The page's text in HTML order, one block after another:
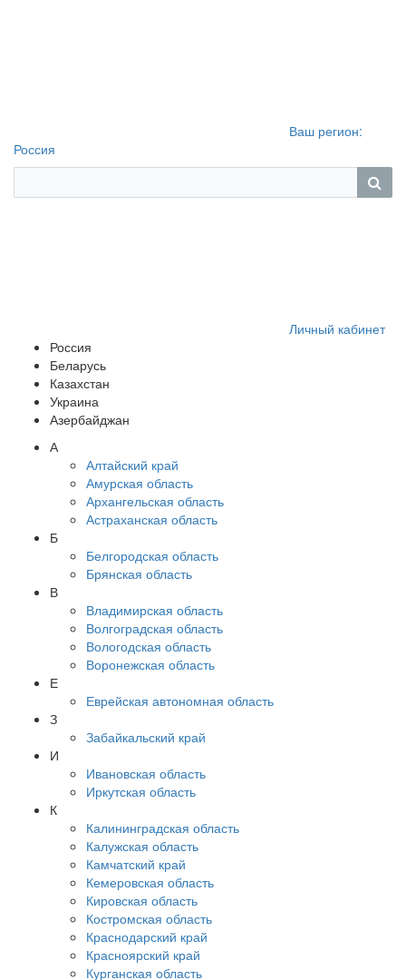
Ваш регион:
Россия
Личный кабинет
Россия
Беларусь
Казахстан
Украина
Азербайджан
А
Алтайский край
Амурская область
Архангельская область
Астраханская область
Б
Белгородская область
Брянская область
В
Владимирская область
Волгоградская область
Вологодская область
Воронежская область
Е
Еврейская автономная область
З
Забайкальский край
И
Ивановская область
Иркутская область
К
Калининградская область
Калужская область
Камчатский край
Кемеровская область
Кировская область
Костромская область
Краснодарский край
Красноярский край
Курганская область